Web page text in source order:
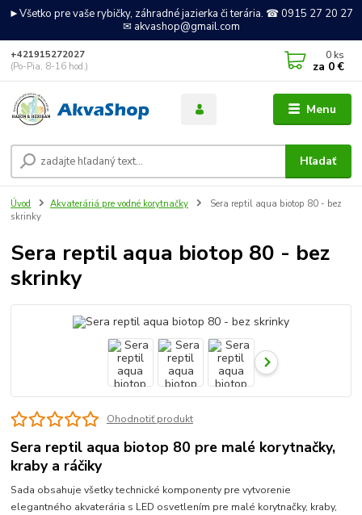
►Všetko pre vaše rybičky, záhradné jazierka či terária. ☎ 0915 27 20 27
✉ akvashop@gmail.com
Menu
Hľadať
+421915272027
(Po-Pia, 8-16 hod.)
0 ks
za 0 €
Úvod Akvateráriá pre vodné korytnačky
Sera reptil aqua biotop 80 - bez
skrinky
Sera reptil aqua biotop 80 - bez
skrinky
Ohodnotiť produkt
Sera reptil aqua biotop 80 pre malé korytnačky,
kraby a ráčiky
Sada obsahuje všetky technické komponenty pre vytvorenie
elegantného akvaterária s LED osvetlením pre malé korytnačky, kraby,